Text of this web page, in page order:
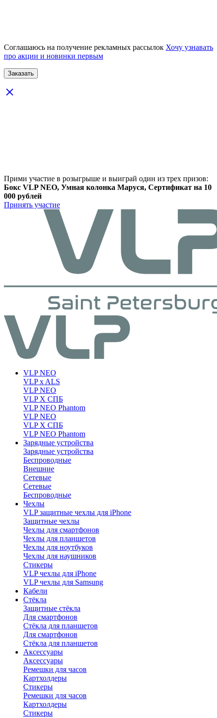
Соглашаюсь на получение рекламных рассылок Хочу узнавать
про акции и новинки первым
Прими участие в розыгрыше и выиграй один из трех призов:
Бокс VLP NEO, Умная колонка Маруся, Сертификат на 10
000 рублей
Принять участие
VLP NEO
VLP x ALS
VLP NEO
VLP X СПБ
VLP NEO Phantom
VLP NEO
VLP X СПБ
VLP NEO Phantom
Зарядные устройства
Зарядные устройства
Беспроводные
Внешние
Сетевые
Сетевые
Беспроводные
Чехлы
VLP защитные чехлы для iPhone
Защитные чехлы
Чехлы для смартфонов
Чехлы для планшетов
Чехлы для ноутбуков
Чехлы для наушников
Стикеры
VLP чехлы для iPhone
VLP чехлы для Samsung
Кабели
Стёкла
Защитные стёкла
Для смартфонов
Стёкла для планшетов
Для смартфонов
Стёкла для планшетов
Аксессуары
Аксессуары
Ремешки для часов
Картхолдеры
Стикеры
Ремешки для часов
Картхолдеры
Стикеры